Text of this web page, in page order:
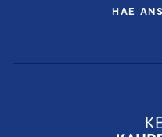
HAE